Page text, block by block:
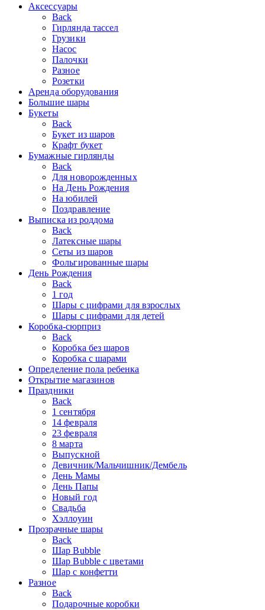
Аксессуары
Back
Гирлянда тассел
Грузики
Насос
Палочки
Разное
Розетки
Аренда оборудования
Большие шары
Букеты
Back
Букет из шаров
Крафт букет
Бумажные гирлянды
Back
Для новорожденных
На День Рождения
На юбилей
Поздравление
Выписка из роддома
Back
Латексные шары
Сеты из шаров
Фольгированные шары
День Рождения
Back
1 год
Шары с цифрами для взрослых
Шары с цифрами для детей
Коробка-сюрприз
Back
Коробка без шаров
Коробка с шарами
Определение пола ребенка
Открытие магазинов
Праздники
Back
1 сентября
14 февраля
23 февраля
8 марта
Выпускной
Девичник/Мальчишник/Дембель
День Мамы
День Папы
Новый год
Свадьба
Хэллоуин
Прозрачные шары
Back
Шар Bubble
Шар Bubble с цветами
Шар с конфетти
Разное
Back
Подарочные коробки